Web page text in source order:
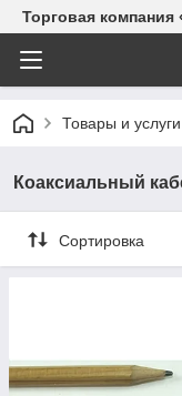
Торговая компания
Товары и услуги
Коаксиальный
Сортировка